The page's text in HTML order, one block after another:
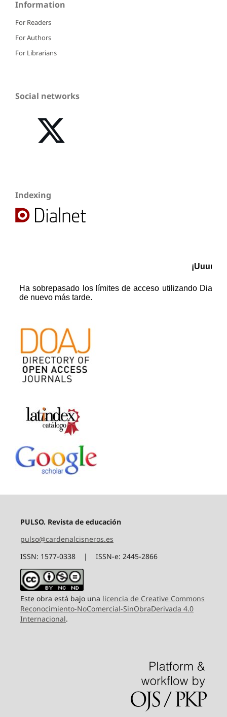
Information
For Readers
For Authors
For Librarians
Social networks
Indexing
PULSO. Revista de educación
pulso@cardenalcisneros.es
ISSN: 1577-0338 | ISSN-e: 2445-2866
Este obra está bajo una licencia de Creative Commons
Reconocimiento-NoComercial-SinObraDerivada 4.0
Internacional.